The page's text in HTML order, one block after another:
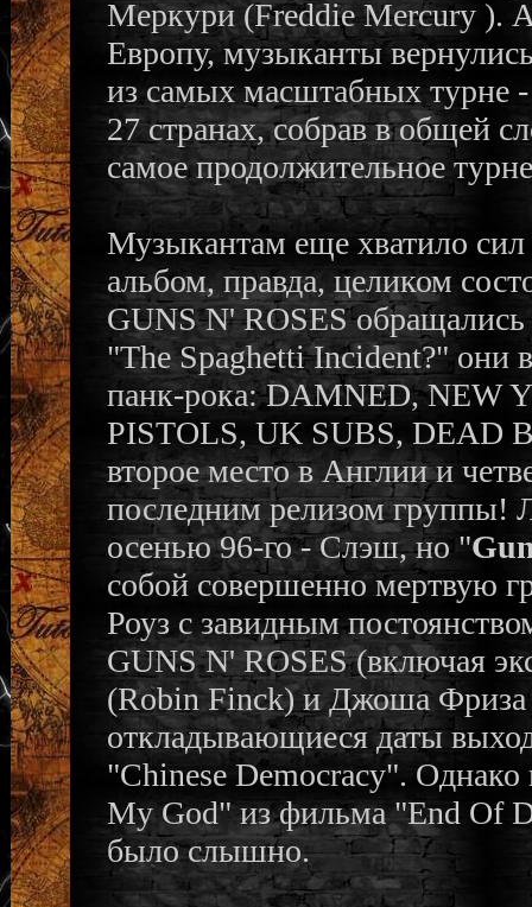
Меркури (Freddie Mercury ).
Европу, музыканты
из самых масштабных турне
27 странах, собрав в общей
самое продолжительное
Музыкантам еще хватило
альбом, правда, целиком
GUNS N' ROSES
"The Spaghetti Incident?" они
панк-рока: DAMNED, NEW
PISTOLS, UK SUBS, DEAD
второе место в Англии и
последним релизом группы!
осенью 96-го - Слэш, но "
собой совершенно мертвую
Роуз с завидным
GUNS N' ROSES (включая
(Robin Finck) и Джоша Фриза
откладывающиеся даты
"Chinese Democracy".
My God" из фильма "End Of
было слышно.